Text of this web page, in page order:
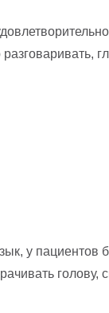
у пациентов